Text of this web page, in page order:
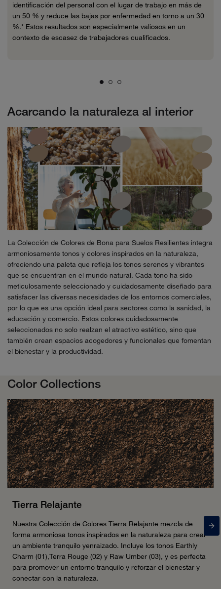
identificación del personal con el lugar de trabajo en más de
un 50 % y reduce las bajas por enfermedad en torno a un 30
%.* Estos resultados son especialmente valiosos en un
contexto de escasez de trabajadores cualificados.
Acarcando la naturaleza al interior
La Colección de Colores de Bona para Suelos Resilientes integra
armoniosamente tonos y colores inspirados en la naturaleza,
ofreciendo una paleta que refleja los tonos serenos y vibrantes
que se encuentran en el mundo natural. Cada tono ha sido
meticulosamente seleccionado y cuidadosamente diseñado para
satisfacer las diversas necesidades de los entornos comerciales,
por lo que es una opción ideal para sectores como la sanidad, la
educación y comercio. Estos colores cuidadosamente
seleccionados no solo realzan el atractivo estético, sino que
también crean espacios acogedores y funcionales que fomentan
el bienestar y la productividad.
Color Collections
Tierra Relajante
Nuestra Colección de Colores Tierra Relajante mezcla de
forma armoniosa tonos inspirados en la naturaleza para crear
un ambiente tranquilo yenraizado. Incluye los tonos Earthly
Charm (01),Terra Rouge (02) y Raw Umber (03), y es perfecta
para promover un entorno tranquilo y reforzar el bienestar y
conectar con la naturaleza.